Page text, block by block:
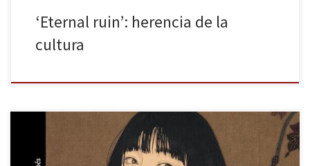
‘Eternal ruin’: herencia de la
cultura